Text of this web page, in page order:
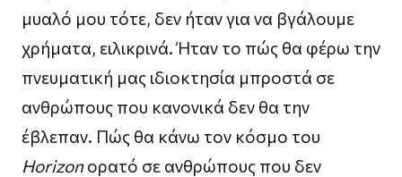
μυαλό μου τότε, δεν ήταν για να βγάλουμε
χρήματα, ειλικρινά. Ήταν το πώς θα φέρω την
πνευματική μας ιδιοκτησία μπροστά σε
ανθρώπους που κανονικά δεν θα την
έβλεπαν. Πώς θα κάνω τον κόσμο του
Horizonορατό σε ανθρώπους που δεν